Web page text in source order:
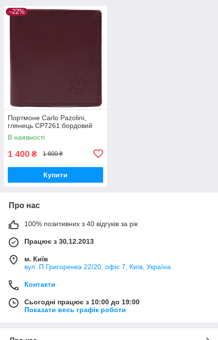
–22%
Портмоне Carlo Pazolini,
глянець CP7261 бордовий
В наявності
1 400 ₴ 1 800 ₴
Купити
Про нас
100% позитивних з 40 відгуків за рік
Працює з 30.12.2013
м. Київ
вул. П.Григоренка 22/20, офіс 7, Київ, Україна
Контакти
Сьогодні працює з 10:00 до 19:00
Показати весь графік роботи